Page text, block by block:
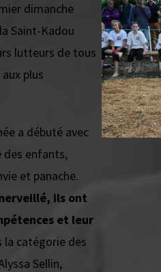
dimanche
Saint-Kadou
lutteurs de tous
plus
a débuté avec
des enfants,
et panache.
ils ont
et leur
la catégorie des
Sellin,